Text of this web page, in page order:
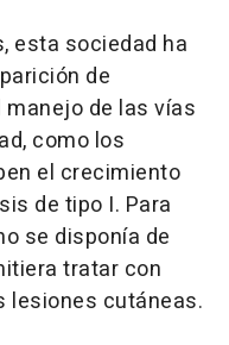
esta sociedad ha
de
de las vías
como los
el crecimiento
de tipo I. Para
se disponía de
tratar con
lesiones cutáneas.